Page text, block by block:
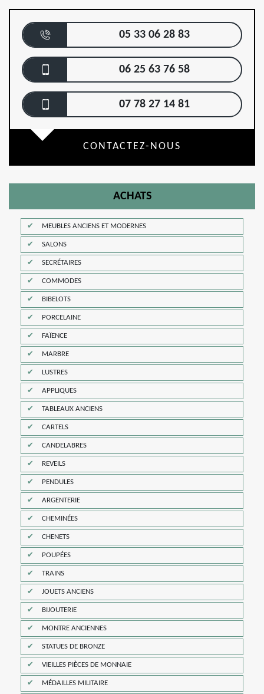
05 33 06 28 83
06 25 63 76 58
07 78 27 14 81
CONTACTEZ-NOUS
ACHATS
MEUBLES ANCIENS ET MODERNES
SALONS
SECRÉTAIRES
COMMODES
BIBELOTS
PORCELAINE
FAÏENCE
MARBRE
LUSTRES
APPLIQUES
TABLEAUX ANCIENS
CARTELS
CANDELABRES
REVEILS
PENDULES
ARGENTERIE
CHEMINÉES
CHENETS
POUPÉES
TRAINS
JOUETS ANCIENS
BIJOUTERIE
MONTRE ANCIENNES
STATUES DE BRONZE
VIEILLES PIÈCES DE MONNAIE
MÉDAILLES MILITAIRE